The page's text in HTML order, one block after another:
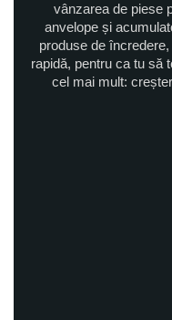
vânzarea de piese
anvelope și
produse de
rapidă, pentru ca tu să
cel mai mult: